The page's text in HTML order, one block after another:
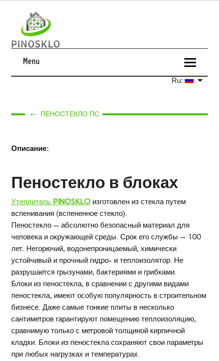
Menu
Ru:
← ПЕНОСТЕКЛО ПС
Описание:
Пеностекло в блоках
Утеплитель PINOSKLOизготовлен из стекла путем
вспенивания (вспененное стекло).
Пеностекло — абсолютно безопасный материал для
человека и окружающей среды. Срок его службы — 100
лет. Негорючий, водонепроницаемый, химически
устойчивый и прочный гидро- и теплоизолятор. Не
разрушается грызунами, бактериями и грибками.
Блоки из пеностекла, в сравнении с другими видами
пеностекла, имеют особую популярность в строительном
бизнесе. Даже самые тонкие плиты в несколько
сантиметров гарантируют помещению теплоизоляцию,
сравнимую только с метровой толщиной кирпичной
кладки. Блоки из пеностекла сохраняют свои параметры
при любых нагрузках и температурах.